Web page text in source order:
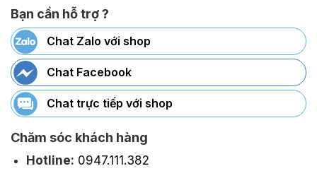
Bạn cần hỗ trợ ?
Chat Zalo với shop
Chat Facebook
Chat trực tiếp với shop
Chăm sóc khách hàng
Hotline: 0947.111.382